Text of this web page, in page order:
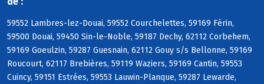
59552 Lambres-lez-Douai, 59552 Courchelettes, 59169 Férin,
59500 Douai, 59450 Sin-le-Noble, 59187 Dechy, 62112 Corbehem,
59169 Goeulzin, 59287 Guesnain, 62112 Gouy s/s Bellonne, 59169
Roucourt, 62117 Brebières, 59119 Waziers, 59169 Cantin, 59553
Cuincy, 59151 Estrées, 59553 Lauwin-Planque, 59287 Lewarde,